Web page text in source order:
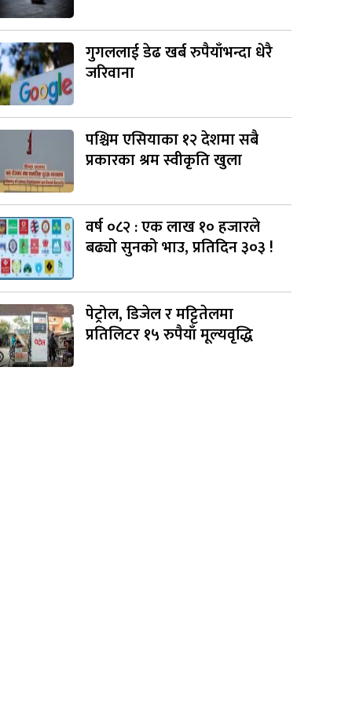
गुगललाई डेढ खर्ब रुपैयाँभन्दा धेरै
जरिवाना
पश्चिम एसियाका १२ देशमा सबै
प्रकारका श्रम स्वीकृति खुला
वर्ष ०८२ : एक लाख १० हजारले
बढ्यो सुनको भाउ, प्रतिदिन ३०३ !
पेट्रोल, डिजेल र मट्टितेलमा
प्रतिलिटर १५ रुपैयाँ मूल्यवृद्धि